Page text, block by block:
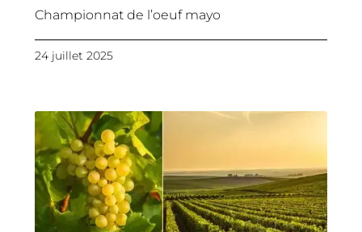
Championnat de l’oeuf mayo
24 juillet 2025